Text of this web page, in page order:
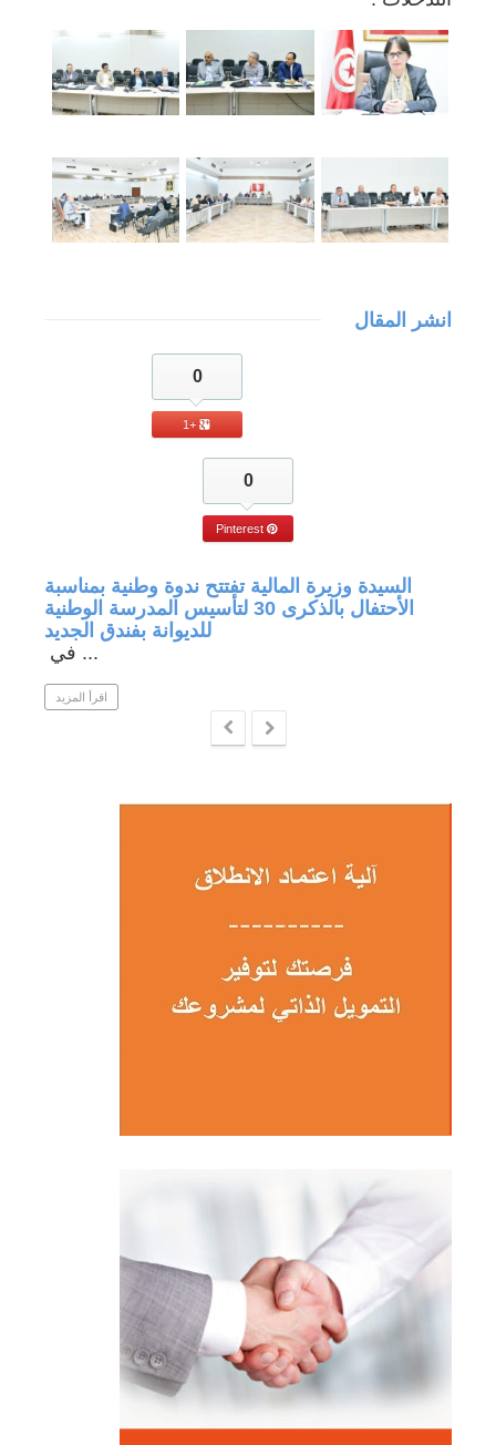
انشر المقال
0
+1
0
Pinterest
السيدة وزيرة المالية تفتتح ندوة وطنية بمناسبة
الأحتفال بالذكرى 30 لتأسيس المدرسة الوطنية
للديوانة بفندق الجديد
في ...
اقرأ المزيد